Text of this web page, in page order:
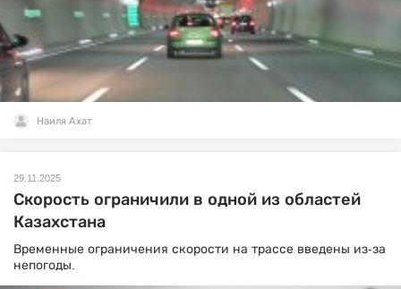
Наиля Ахат
29.11.2025
Скорость ограничили в одной из областей
Казахстана
Временные ограничения скорости на трассе введены из-за
непогоды.